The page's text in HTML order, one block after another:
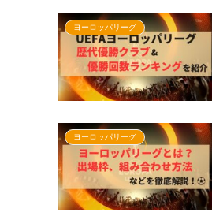
ヨーロッパリーグ
ヨーロッパリーグ